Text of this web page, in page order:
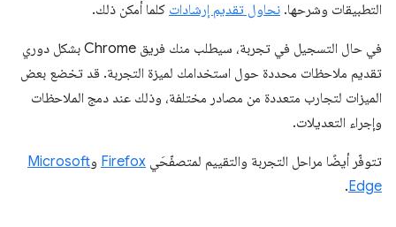
التطبيقات وشرحها. نحاول تقديم إرشادات كلما أمكن ذلك.
في حال التسجيل في تجربة، سيطلب منك فريق Chrome بشكل دوري
تقديم ملاحظات محددة حول استخدامك لميزة التجربة. قد تخضع بعض
الميزات لتجارب متعددة من مصادر مختلفة، وذلك عند دمج الملاحظات
وإجراء التعديلات.
تتوفّر أيضًا مراحل التجربة والتقييم لمتصفّحَي Firefox وMicrosoft
Edge
.